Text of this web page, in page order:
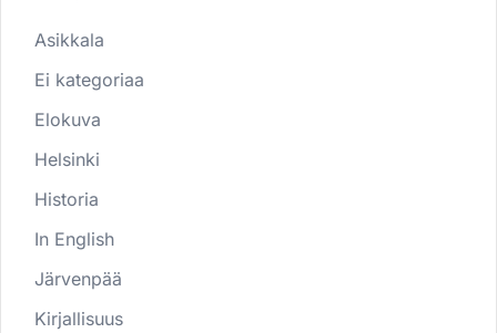
Asikkala
Ei kategoriaa
Elokuva
Helsinki
Historia
In English
Järvenpää
Kirjallisuus